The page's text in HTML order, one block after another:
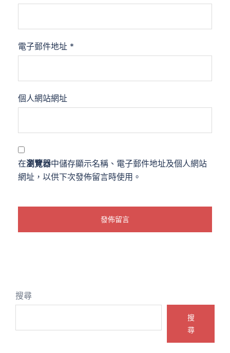
電子郵件地址 *
個人網站網址
在瀏覽器中儲存顯示名稱、電子郵件地址及個人網站
網址，以供下次發佈留言時使用。
搜尋
搜
尋